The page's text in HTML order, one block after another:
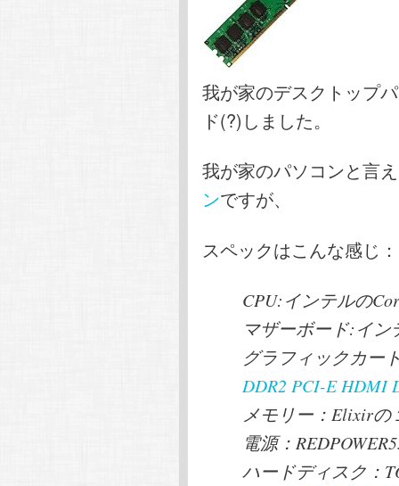
我が家のデスクトップ
ド(?)しました。
我が家のパソコンと言
ンですが、
スペックはこんな感じ：
CPU:インテルの
マザーボード:イン
グラフィックカー
DDR2 PCI-E HDMI
メモリー：Elixirの
電源：
ハードディスク：